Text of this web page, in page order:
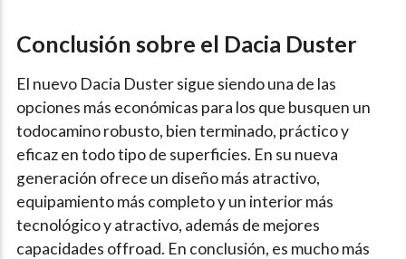
Conclusión sobre el Dacia Duster
El nuevo Dacia Duster sigue siendo una de las
opciones más económicas para los que busquen un
todocamino robusto, bien terminado, práctico y
eficaz en todo tipo de superficies. En su nueva
generación ofrece un diseño más atractivo,
equipamiento más completo y un interior más
tecnológico y atractivo, además de mejores
capacidades offroad. En conclusión, es mucho más